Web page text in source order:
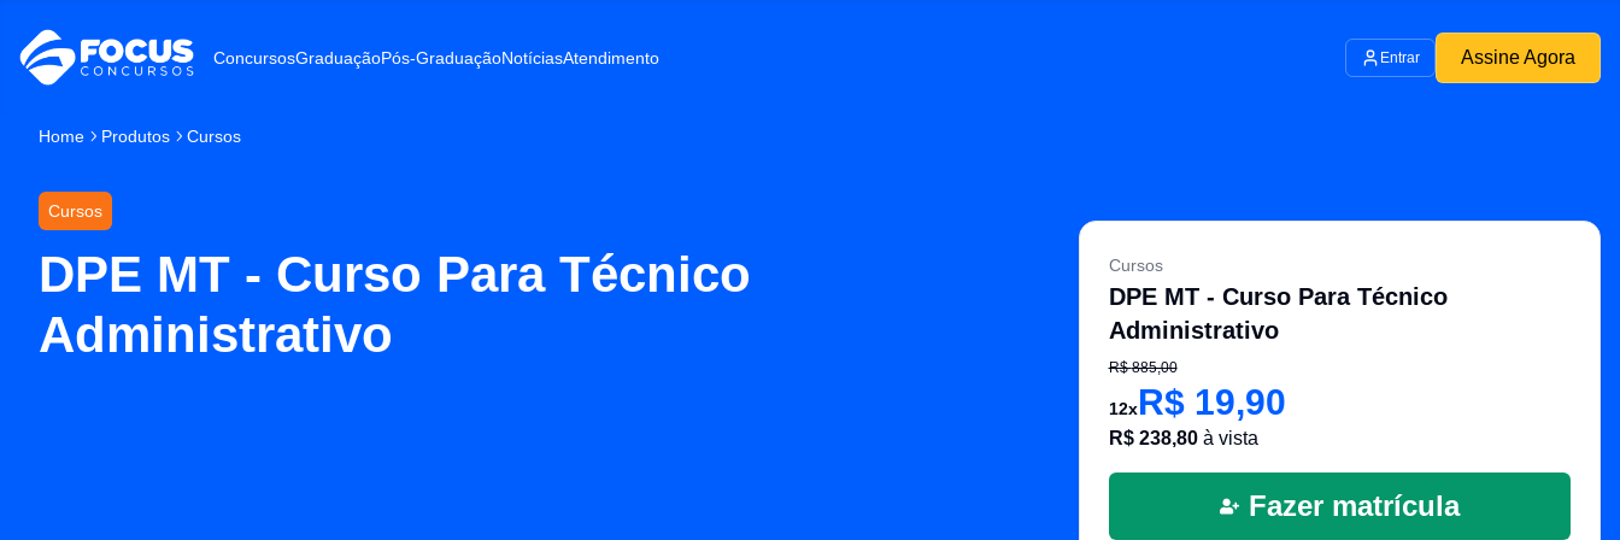
ConcursosGraduaçãoPós-GraduaçãoNotíciasAtendimento Entrar Assine Agora
Home Produtos Cursos
Cursos
DPE MT - Curso Para Técnico
Administrativo
Cursos
DPE MT - Curso Para Técnico
Administrativo
R$885,00
12xR$ 19,90
R$ 238,80à vista
Fazer matrícula